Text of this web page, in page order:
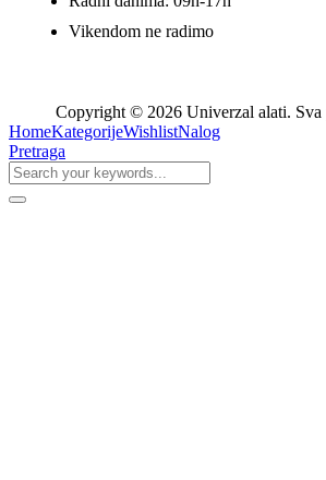
Vikendom ne radimo
Copyright © 2026 Univerzal alati. Sva
HomeKategorijeWishlistNalog
Pretraga